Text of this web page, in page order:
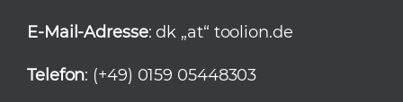
E-Mail-Adresse: dk „at“ toolion.de
Telefon: (+49) 0159 05448303